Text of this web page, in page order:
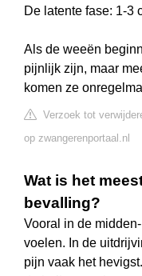
De latente fase: 1-3
Als de weeën
pijnlijk zijn, maar
komen ze
Verzoek tot
op zwangerenportaal.nl
Wat is het
bevalling?
Vooral in de
voelen. In de
pijn vaak het